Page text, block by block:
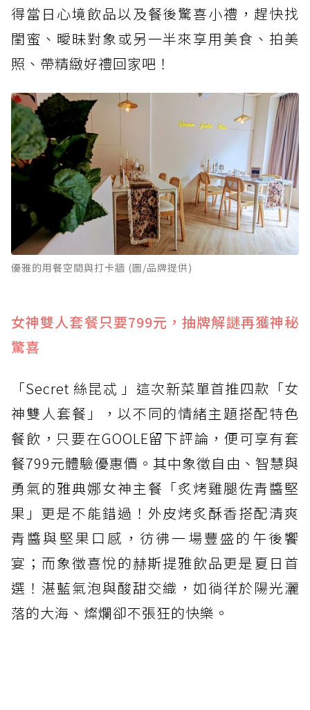
得當日心境飲品以及餐後驚喜小禮，趕快找
閨蜜、曖昧對象或另一半來享用美食、拍美
照、帶精緻好禮回家吧！
優雅的用餐空間與打卡牆 (圖/品牌提供)
女神雙人套餐只要799元，抽牌解謎再獲神秘
驚喜
「Secret 絲昆忒 」這次新菜單首推四款「女
神雙人套餐」，以不同的情緒主題搭配特色
餐飲，只要在GOOLE留下評論，便可享有套
餐799元體驗優惠價。其中象徵自由、智慧與
勇氣的雅典娜女神主餐「炙烤雞腿佐青醬堅
果」更是不能錯過！外皮烤炙酥香搭配清爽
青醬與堅果口感，彷彿一場豐盛的午後饗
宴；而象徵喜悅的赫斯提雅飲品更是夏日首
選！湛藍氣泡與酸甜交織，如徜徉於陽光灑
落的大海、燦爛卻不張狂的快樂。